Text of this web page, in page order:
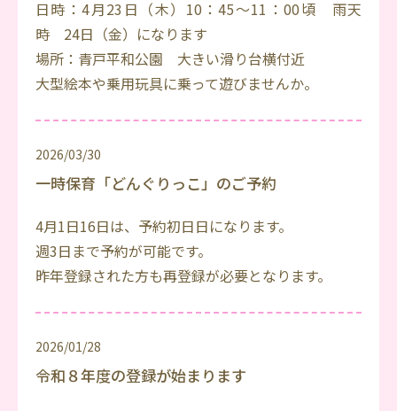
日時：4月23日（木）10：45～11：00頃 雨天
時 24日（金）になります
場所：青戸平和公園 大きい滑り台横付近
大型絵本や乗用玩具に乗って遊びませんか。
2026/03/30
一時保育「どんぐりっこ」のご予約
4月1日16日は、予約初日日になります。
週3日まで予約が可能です。
昨年登録された方も再登録が必要となります。
2026/01/28
令和８年度の登録が始まります